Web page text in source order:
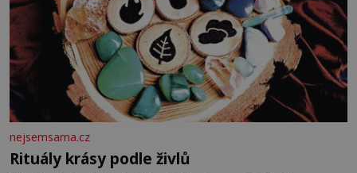
nejsemsama.cz
Rituály krásy podle živlů